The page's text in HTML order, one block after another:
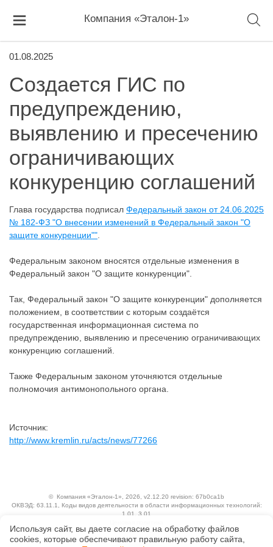
Компания «Эталон-1»
01.08.2025
Создается ГИС по
предупреждению,
выявлению и пресечению
ограничивающих
конкуренцию соглашений
Глава государства подписал Федеральный закон от 24.06.2025
№ 182-ФЗ "О внесении изменений в Федеральный закон "О
защите конкуренции""
Федеральным законом вносятся отдельные изменения в
Федеральный закон "О защите конкуренции".
Так, Федеральный закон "О защите конкуренции" дополняется
положением, в соответствии с которым создаётся
государственная информационная система по
предупреждению, выявлению и пресечению ограничивающих
конкуренцию соглашений.
Также Федеральным законом уточняются отдельные
полномочия антимонопольного органа.
Источник:
http://www.kremlin.ru/acts/news/77266
© Компания «Эталон-1» , 2026, v2.12.20 revision: 67b0ca1b
ОКВЭД: 63.11.1, Коды видов деятельности в области информационных технологий:
1.01, 3.01
Технологии
Используя сайт, вы даете согласие на обработку файлов
сооkiеs, которые обеспечивают правильную работу сайта,